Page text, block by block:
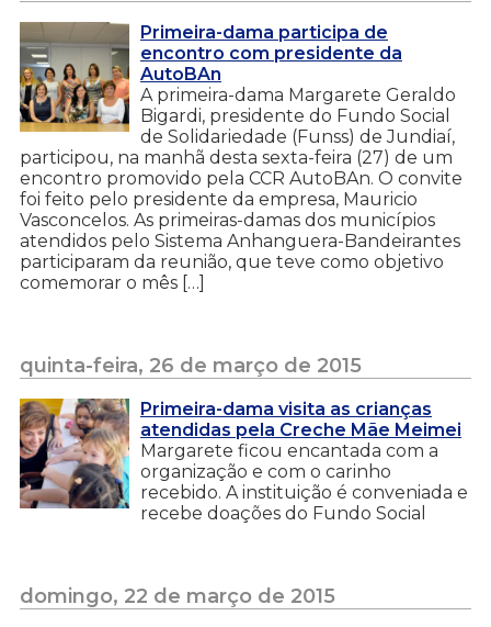
Primeira-dama participa de
encontro com presidente da
AutoBAn
A primeira-dama Margarete Geraldo
Bigardi, presidente do Fundo Social
de Solidariedade (Funss) de Jundiaí,
participou, na manhã desta sexta-feira (27) de um
encontro promovido pela CCR AutoBAn. O convite
foi feito pelo presidente da empresa, Mauricio
Vasconcelos. As primeiras-damas dos municípios
atendidos pelo Sistema Anhanguera-Bandeirantes
participaram da reunião, que teve como objetivo
comemorar o mês […]
quinta-feira, 26 de março de 2015
Primeira-dama visita as crianças
atendidas pela Creche Mãe Meimei
Margarete ficou encantada com a
organização e com o carinho
recebido. A instituição é conveniada e
recebe doações do Fundo Social
domingo, 22 de março de 2015